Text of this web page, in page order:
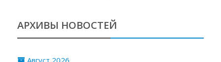
АРХИВЫ НОВОСТЕЙ
Август 2026